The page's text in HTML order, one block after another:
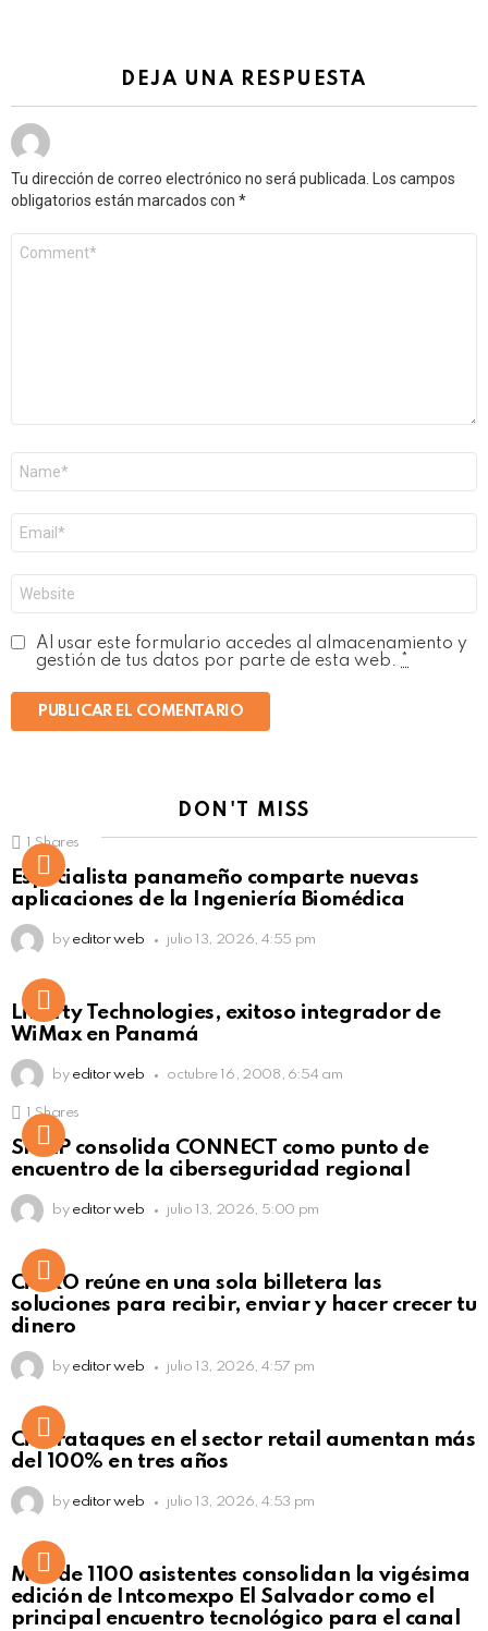
DEJA UNA RESPUESTA
Tu dirección de correo electrónico no será publicada.
Los campos
obligatorios están marcados con *
electrónico
*
Al usar este formulario accedes al almacenamiento y
gestión de tus datos por parte de esta web.
DON'T MISS
Click to view this post
Shares
Especialista panameño comparte nuevas
aplicaciones de la Ingeniería Biomédica
by editor web julio 13, 2026, 4:55 pm
Liberty Technologies, exitoso integrador de
WiMax en Panamá
by editor web octubre 16, 2008, 6:54 am
Click to view this post
Shares
SISAP consolida CONNECT como punto de
encuentro de la ciberseguridad regional
by editor web julio 13, 2026, 5:00 pm
Not Safe For Work
Click to view this post
CiNKO reúne en una sola billetera las
soluciones para recibir, enviar y hacer crecer tu
dinero
by editor web julio 13, 2026, 4:57 pm
Ciberataques en el sector retail aumentan más
del 100% en tres años
by editor web julio 13, 2026, 4:53 pm
Más de 1100 asistentes consolidan la vigésima
edición de Intcomexpo El Salvador como el
principal encuentro tecnológico para el canal